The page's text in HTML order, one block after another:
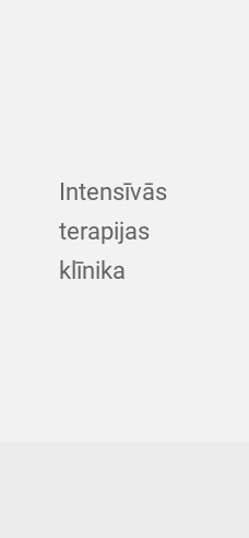
Intensīvās
terapijas
klīnika